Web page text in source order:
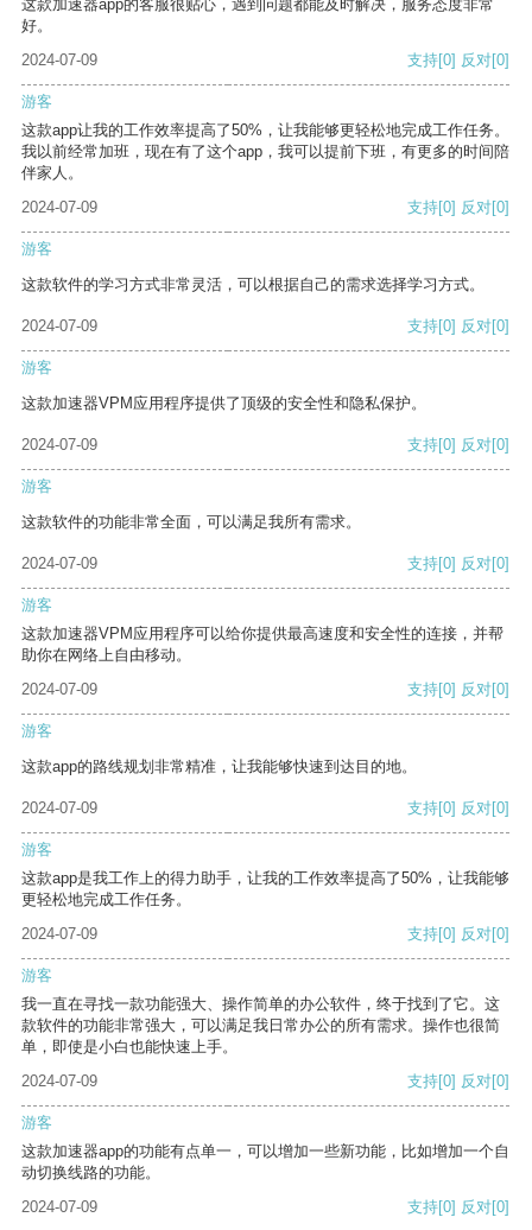
这款加速器app的客服很贴心，遇到问题都能及时解决，服务态度非常
好。
2024-07-09
支持[0] 反对[0]
游客
这款app让我的工作效率提高了50%，让我能够更轻松地完成工作任务。
我以前经常加班，现在有了这个app，我可以提前下班，有更多的时间陪
伴家人。
2024-07-09
支持[0] 反对[0]
游客
这款软件的学习方式非常灵活，可以根据自己的需求选择学习方式。
2024-07-09 支持[0] 反对[0]
游客
这款加速器VPM应用程序提供了顶级的安全性和隐私保护。
2024-07-09 支持[0] 反对[0]
游客
这款软件的功能非常全面，可以满足我所有需求。
2024-07-09 支持[0] 反对[0]
游客
这款加速器VPM应用程序可以给你提供最高速度和安全性的连接，并帮
助你在网络上自由移动。
2024-07-09
支持[0] 反对[0]
游客
这款app的路线规划非常精准，让我能够快速到达目的地。
2024-07-09 支持[0] 反对[0]
游客
这款app是我工作上的得力助手，让我的工作效率提高了50%，让我能够
更轻松地完成工作任务。
2024-07-09
支持[0] 反对[0]
游客
我一直在寻找一款功能强大、操作简单的办公软件，终于找到了它。这
款软件的功能非常强大，可以满足我日常办公的所有需求。操作也很简
单，即使是小白也能快速上手。
2024-07-09
支持[0] 反对[0]
游客
这款加速器app的功能有点单一，可以增加一些新功能，比如增加一个自
动切换线路的功能。
2024-07-09
支持[0] 反对[0]